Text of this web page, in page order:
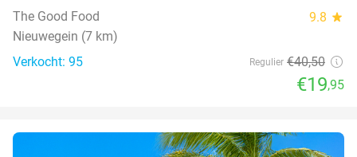
The Good Food 9.8 star
Nieuwegein (7 km)
Verkocht: 95
Regulier €40,50
€19,95